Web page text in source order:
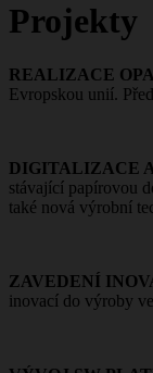
Projekty
REALIZACE
Evropskou unií.
DIGITALIZACE
stávající papírovou
také nová výrobní
ZAVEDENÍ
inovací do výroby